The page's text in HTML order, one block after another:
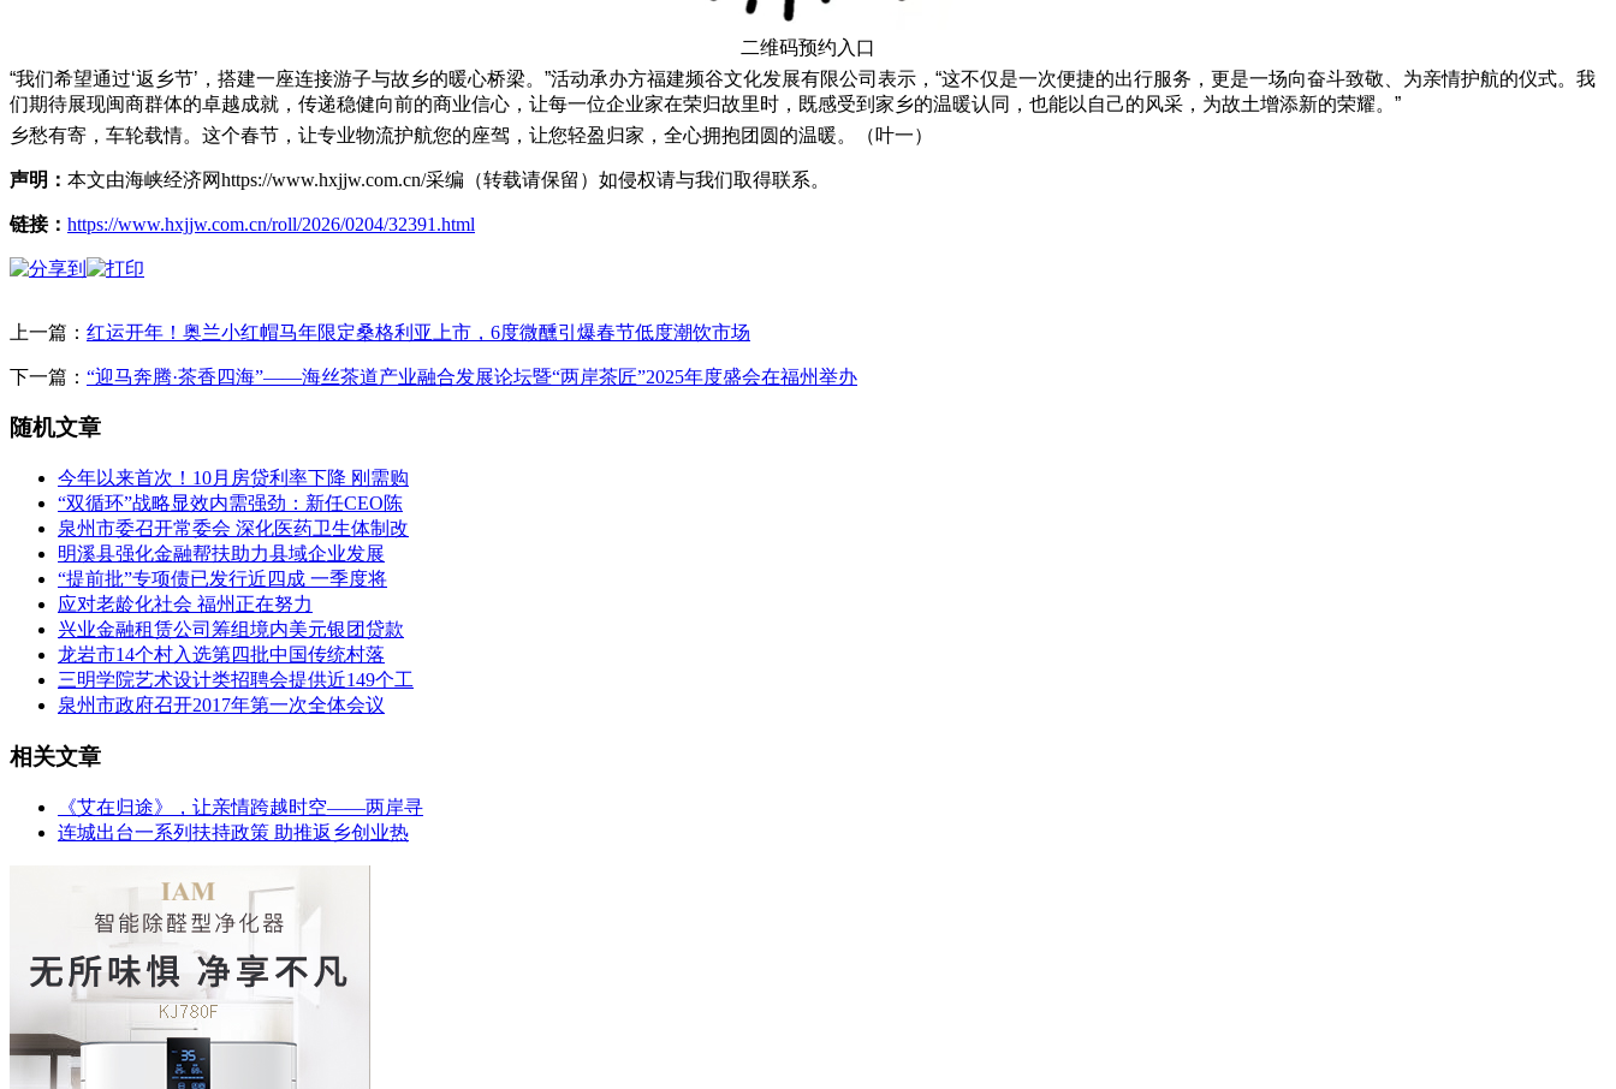
二维码预约入口
“我们希望通过‘返乡节’，搭建一座连接游子与故乡的暖心桥梁。”活动承办方福建频谷文化发展有限公司表示，“这不仅是一次便捷的出行服务，更是一场向奋斗致敬、为亲情护航的仪式。我
们期待展现闽商群体的卓越成就，传递稳健向前的商业信心，让每一位企业家在荣归故里时，既感受到家乡的温暖认同，也能以自己的风采，为故土增添新的荣耀。”
乡愁有寄，车轮载情。这个春节，让专业物流护航您的座驾，让您轻盈归家，全心拥抱团圆的温暖。（叶一）
声明： 本文由海峡经济网https://www.hxjjw.com.cn/采编（转载请保留）如侵权请与我们取得联系。
链接： https://www.hxjjw.com.cn/roll/2026/0204/32391.html
上一篇： 红运开年！奥兰小红帽马年限定桑格利亚上市，6度微醺引爆春节低度潮饮市场
下一篇： “迎马奔腾·茶香四海”——海丝茶道产业融合发展论坛暨“两岸茶匠”2025年度盛会在福州举办
随机文章
今年以来首次！10月房贷利率下降 刚需购
“双循环”战略显效内需强劲：新任CEO陈
泉州市委召开常委会 深化医药卫生体制改
明溪县强化金融帮扶助力县域企业发展
“提前批”专项债已发行近四成 一季度将
应对老龄化社会 福州正在努力
兴业金融租赁公司筹组境内美元银团贷款
龙岩市14个村入选第四批中国传统村落
三明学院艺术设计类招聘会提供近149个工
泉州市政府召开2017年第一次全体会议
相关文章
《艾在归途》，让亲情跨越时空——两岸寻
连城出台一系列扶持政策 助推返乡创业热